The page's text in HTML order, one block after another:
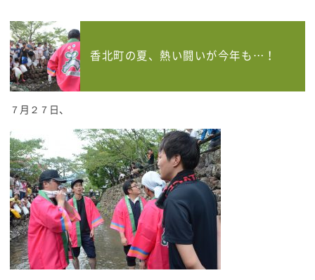
香北町の夏、熱い闘いが今年も…！
７月２７日、